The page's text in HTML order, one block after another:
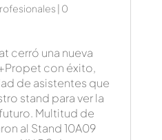
| 0
cerró una nueva
con éxito,
de asistentes que
stand para ver la
Multitud de
al Stand 10A09